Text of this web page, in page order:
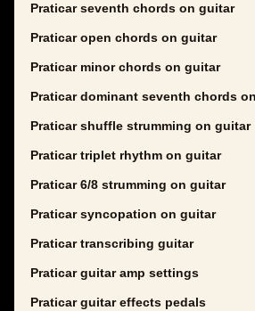
Praticar seventh chords on guitar
Praticar open chords on guitar
Praticar minor chords on guitar
Praticar dominant seventh chords
Praticar shuffle strumming on guitar
Praticar triplet rhythm on guitar
Praticar 6/8 strumming on guitar
Praticar syncopation on guitar
Praticar transcribing guitar
Praticar guitar amp settings
Praticar guitar effects pedals